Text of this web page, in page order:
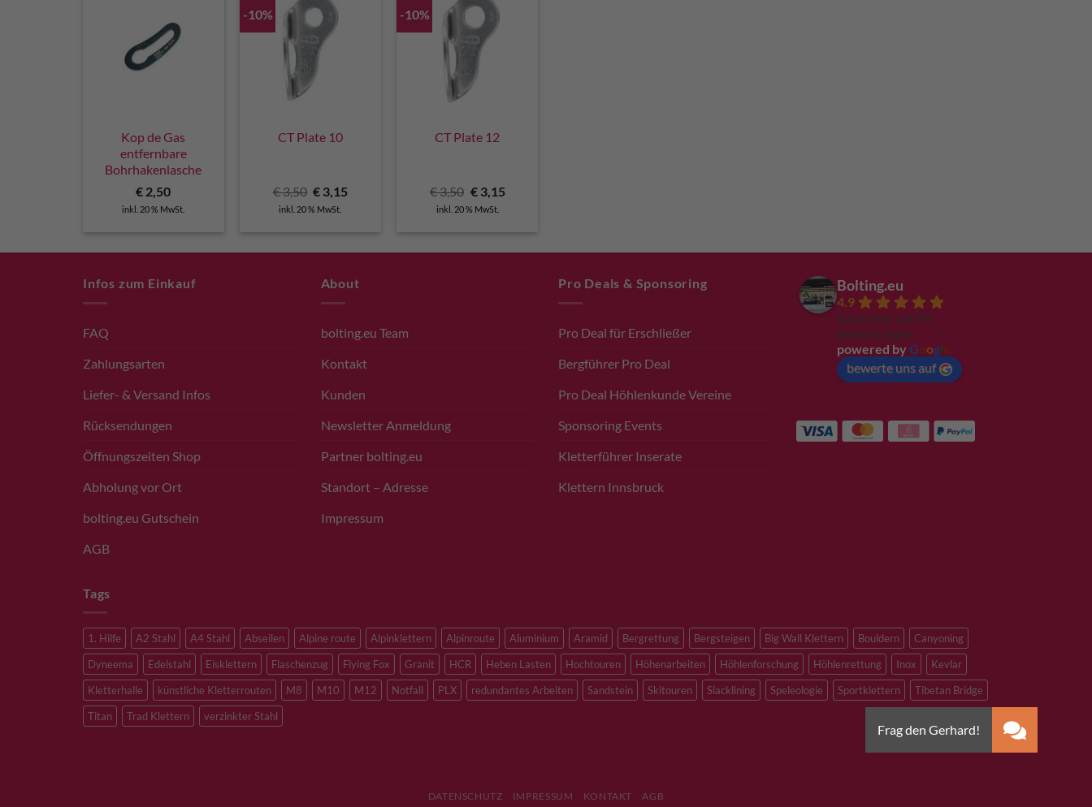
Kop de Gas
entfernbare
Bohrhakenlasche
€ 2,50
inkl. 20 % MwSt.
-10%
CT Plate 10
€3,50 Ursprünglicher
Preis
war:
€ 3,15Aktueller
inkl. 20 % MwSt.
-10%
CT Plate 12
€3,50 Ursprünglicher
Preis
war:
€3,15Aktueller
inkl. 20 % MwSt.
Infos zum Einkauf
FAQ
Zahlungsarten
Liefer- & Versand Infos
Rücksendungen
Öffnungszeiten Shop
Abholung vor Ort
bolting.eu Gutschein
AGB
About
bolting.eu Team
Kontakt
Kunden
Newsletter Anmeldung
Partner bolting.eu
Standort – Adresse
Impressum
Pro Deals & Sponsoring
Pro Deal für Erschließer
Bergführer Pro Deal
Pro Deal Höhlenkunde Vereine
Sponsoring Events
Kletterführer Inserate
Klettern Innsbruck
Bolting.eu
4.9
Basierend auf 94
Bewertungen
powered by G ogl
bewerte uns auf
Tags
1. Hilfe A2 Stahl A4 Stahl Abseilen Alpine route Alpinklettern Alpinroute Aluminium Aramid Bergrettung Bergsteigen Big Wall Klettern Bouldern
Canyoning
Dyneema
Edelstahl Eisklettern Flaschenzug Flying Fox Granit HCR Heben Lasten Hochtouren Höhenarbeiten Höhlenforschung Höhlenrettung Inox
Kevlar
Kletterhalle
künstliche Kletterrouten M8 M10 M12 Notfall PLX redundantes Arbeiten Sandstein Skitouren Slacklining Speleologie Sportklettern
Tibetan Bridge
Titan
Trad Klettern verzinkter Stahl
DATENSCHUTZ IMPRESSUM KONTAKT AGB